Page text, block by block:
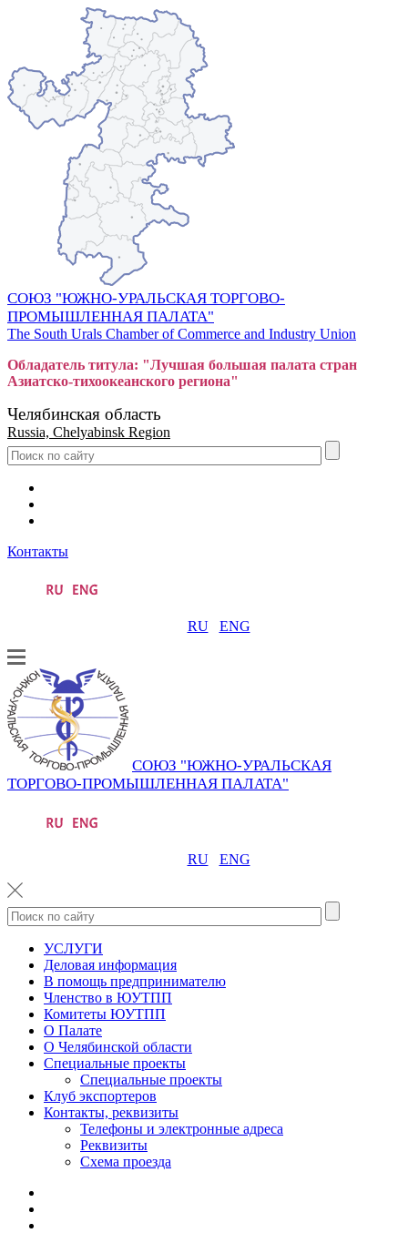
СОЮЗ "ЮЖНО-УРАЛЬСКАЯ ТОРГОВО-
ПРОМЫШЛЕННАЯ ПАЛАТА"
The South Urals Chamber of Commerce and Industry Union
Обладатель титула: "Лучшая большая палата стран
Азиатско-тихоокеанского региона"
Челябинская область
Russia, Chelyabinsk Region
Контакты
RU ENG
СОЮЗ "ЮЖНО-УРАЛЬСКАЯ
ТОРГОВО-ПРОМЫШЛЕННАЯ ПАЛАТА"
RU ENG
УСЛУГИ
Деловая информация
В помощь предпринимателю
Членство в ЮУТПП
Комитеты ЮУТПП
О Палате
О Челябинской области
Специальные проекты
Специальные проекты
Клуб экспортеров
Контакты, реквизиты
Телефоны и электронные адреса
Реквизиты
Схема проезда